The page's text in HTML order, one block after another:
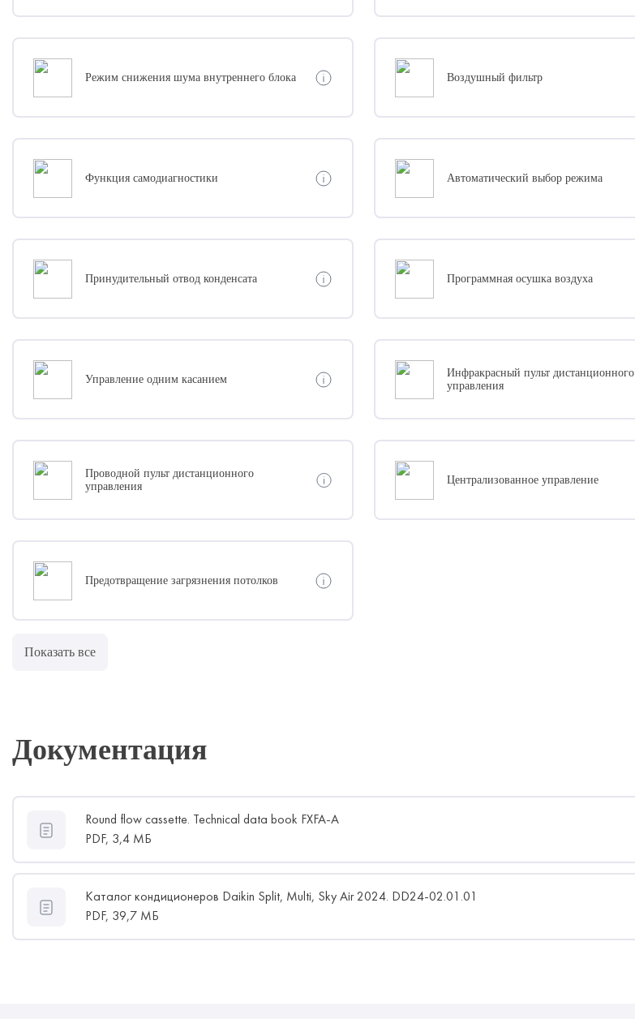
Режим снижения шума внутреннего блока Воздушный фильтр
Функция самодиагностики Автоматический выбор режима
Принудительный отвод конденсата Программная осушка воздуха
Управление одним касанием
Инфракрасный пульт дистанционного
управления
Проводной пульт дистанционного
управления
Централизованное управление
Предотвращение загрязнения потолков
Показать все
Документация
Round flow cassette. Technical data book FXFA-A
PDF, 3,4 МБ
Каталог кондиционеров Daikin Split, Multi, Sky Air 2024. DD24-02.01.01
PDF, 39,7 МБ